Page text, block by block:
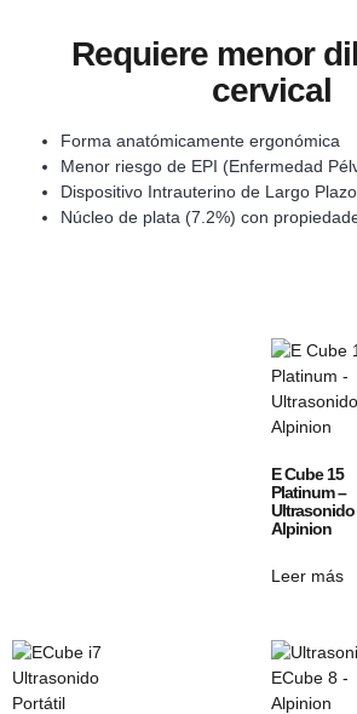
Requiere menor
cervical
Forma anatómicamente ergonómica
Menor riesgo de EPI (Enfermedad
Dispositivo Intrauterino de Largo
Núcleo de plata (7.2%) con
E Cube 15
Platinum –
Ultrasonido
Alpinion
Leer más